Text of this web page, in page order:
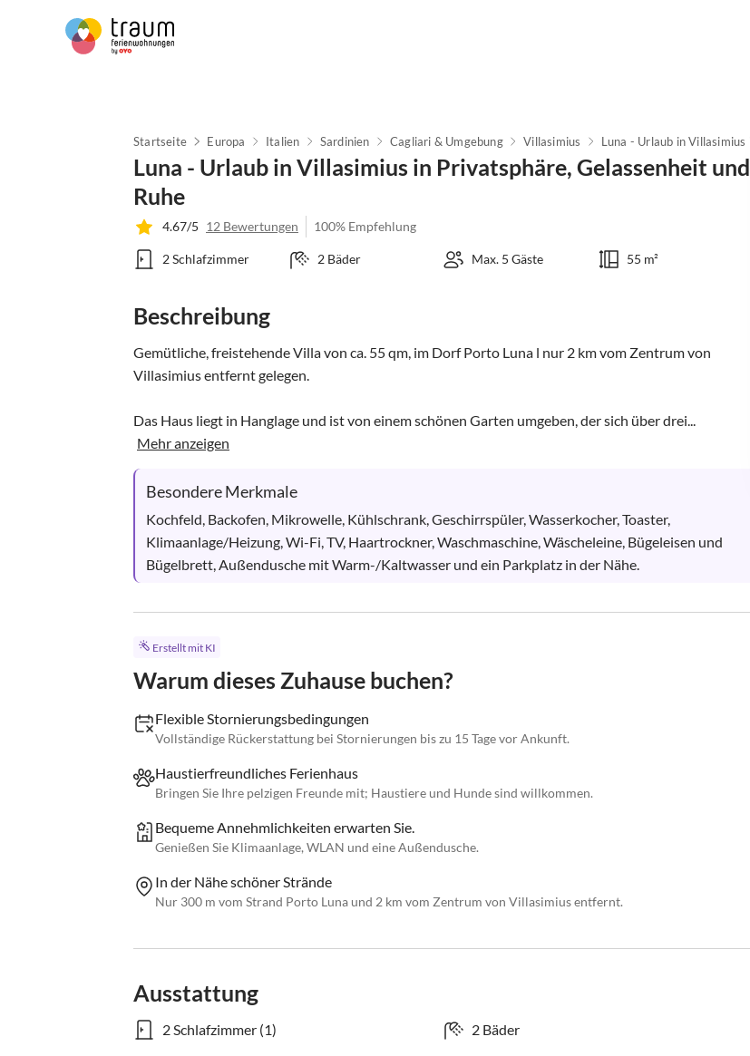
Startseite Europa Italien Sardinien Cagliari & Umgebung Villasimius
Luna - Urlaub in Villasimius in Privatsphäre, Gelassenheit und
Ruhe
4.67/5 12 Bewertungen 100% Empfehlung
2 Schlafzimmer 2 Bäder Max. 5 Gäste 55 m²
Beschreibung
Gemütliche, freistehende Villa von ca. 55 qm, im Dorf Porto Luna l nur 2 km vom Zentrum von
Villasimius entfernt gelegen.
Das Haus liegt in Hanglage und ist von einem schönen Garten umgeben, der sich über drei...
Mehr anzeigen
Besondere Merkmale
Kochfeld, Backofen, Mikrowelle, Kühlschrank, Geschirrspüler, Wasserkocher, Toaster,
Klimaanlage/Heizung, Wi-Fi, TV, Haartrockner, Waschmaschine, Wäscheleine, Bügeleisen und
Bügelbrett, Außendusche mit Warm-/Kaltwasser und ein Parkplatz in der Nähe.
Erstellt mit KI
Warum dieses Zuhause buchen?
Flexible Stornierungsbedingungen
Vollständige Rückerstattung bei Stornierungen bis zu 15 Tage vor Ankunft.
Haustierfreundliches Ferienhaus
Bringen Sie Ihre pelzigen Freunde mit; Haustiere und Hunde sind willkommen.
Bequeme Annehmlichkeiten erwarten Sie.
Genießen Sie Klimaanlage, WLAN und eine Außendusche.
In der Nähe schöner Strände
Nur 300 m vom Strand Porto Luna und 2 km vom Zentrum von Villasimius entfernt.
Ausstattung
2 Schlafzimmer (1) 2 Bäder